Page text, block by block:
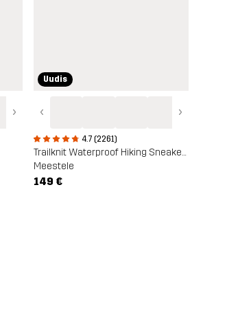
›
Uudis
‹ ›
4.7 (2261)
Trailknit Waterproof Hiking Sneakers
Meestele
149 €